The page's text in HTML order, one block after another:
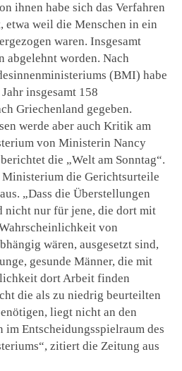
ihnen habe sich das Verfahren
etwa weil die Menschen in ein
waren. Insgesamt
abgelehnt worden. Nach
(BMI) habe
insgesamt 158
Griechenland gegeben.
werde aber auch Kritik am
von Ministerin Nancy
die „Welt am Sonntag“.
Ministerium die Gerichtsurteile
„Dass die Überstellungen
nicht nur für jene, die dort mit
von
wären, ausgesetzt sind,
gesunde Männer, die mit
dort Arbeit finden
die als zu niedrig beurteilten
liegt nicht an den
im Entscheidungsspielraum des
zitiert die Zeitung aus